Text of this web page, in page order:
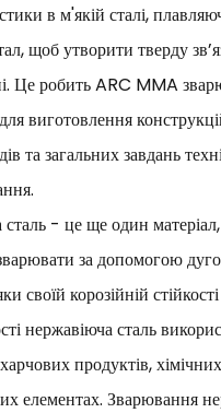
в м'якій сталі,
щоб утворити тверду
Це робить ARC MMA
виготовлення
та загальних завдань
- це ще один
за допомогою
своїй корозійній
нержавіюча сталь
продуктів,
елементах. Зварювання